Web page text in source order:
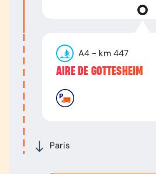
Paris
A4 - km 447
AIRE DE GOTTESHEIM